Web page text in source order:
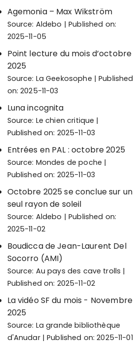
Agemonia – Max Wikström
Source: Aldebo
Published on:
2025-11-05
Point lecture du mois d’octobre
2025
Source: La Geekosophe
Published
on: 2025-11-03
Luna incognita
Source: Le chien critique
Published on: 2025-11-03
Entrées en PAL : octobre 2025
Source: Mondes de poche
Published on: 2025-11-03
Octobre 2025 se conclue sur un
seul rayon de soleil
Source: Aldebo
Published on:
2025-11-02
Boudicca de Jean-Laurent Del
Socorro (AMI)
Source: Au pays des cave trolls
Published on: 2025-11-02
La vidéo SF du mois - Novembre
2025
Source: La grande bibliothèque
d'Anudar
Published on: 2025-11-01